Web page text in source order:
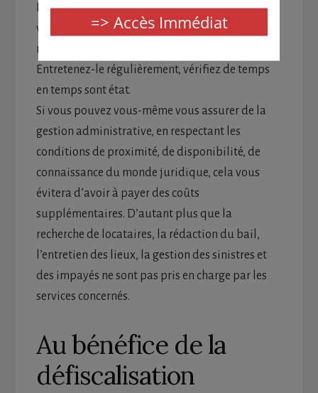
Puis, faites des travaux de rénovation quand
vous changez de locataire si nécessaire, des
réparations dès que l’appartement en a besoin.
Entretenez-le régulièrement, vérifiez de temps
en temps sont état.
Si vous pouvez vous-même vous assurer de la
gestion administrative, en respectant les
conditions de proximité, de disponibilité, de
connaissance du monde juridique, cela vous
évitera d’avoir à payer des coûts
supplémentaires. D’autant plus que la
recherche de locataires, la rédaction du bail,
l’entretien des lieux, la gestion des sinistres et
des impayés ne sont pas pris en charge par les
services concernés.
Au bénéfice de la
défiscalisation